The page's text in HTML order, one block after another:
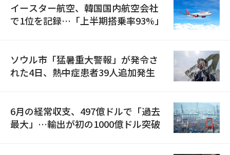
イースター航空、韓国国内航空会社
で1位を記録…「上半期搭乗率93%」
ソウル市「猛暑重大警報」が発令さ
れた4日、熱中症患者39人追加発生
6月の経常収支、497億ドルで「過去
最大」…輸出が初の1000億ドル突破